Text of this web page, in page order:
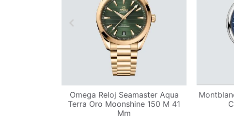
Omega Reloj Seamaster Aqua
Terra Oro Moonshine 150 M 41
Mm